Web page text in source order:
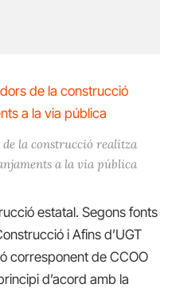
la construcció realitza
a la via pública
estatal. Segons fonts
i Afins d’UGT
corresponent de CCOO
d’acord amb la